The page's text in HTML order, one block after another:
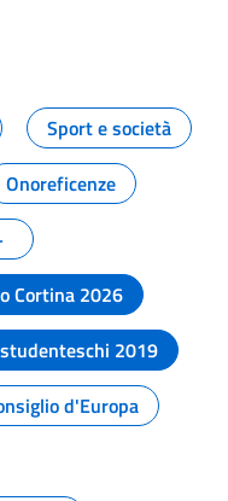
Sport e società
Onoreficenze
Cortina 2026
2019
d'Europa